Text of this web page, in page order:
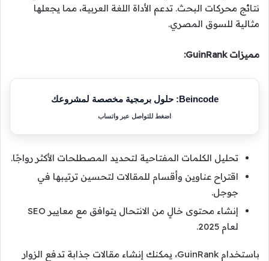
نتائج محركات البحث. تدعم الأداة اللغة العربية، مما يجعلها
مثالية للسوق المصري.
مميزات GuinRank:
Beincode: حلول برمجية مخصصة لمشروعك
اضغط للتواصل عبر واتساب
تحليل الكلمات المفتاحية لتحديد المصطلحات الأكثر رواجًا.
اقتراح عناوين وأقسام للمقالات لتحسين ترتيبها في
جوجل.
إنشاء محتوى خالٍ من الانتحال يتوافق مع معايير SEO
لعام 2025.
باستخدام GuinRank، يمكنك إنشاء مقالات جذابة تدفع الزوار